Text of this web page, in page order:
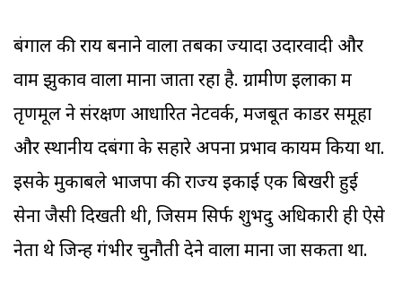
बंगाल की राय बनाने वाला तबका ज्यादा उदारवादी और
वाम झुकाव वाला माना जाता रहा है. ग्रामीण इलाकों में
तृणमूल ने संरक्षण आधारित नेटवर्क, मजबूत काडर समूहों
और स्थानीय दबंगों के सहारे अपना प्रभाव कायम किया था.
इसके मुकाबले भाजपा की राज्य इकाई एक बिखरी हुई
सेना जैसी दिखती थी, जिसमें सिर्फ शुभेंदु अधिकारी ही ऐसे
नेता थे जिन्हें गंभीर चुनौती देने वाला माना जा सकता था.